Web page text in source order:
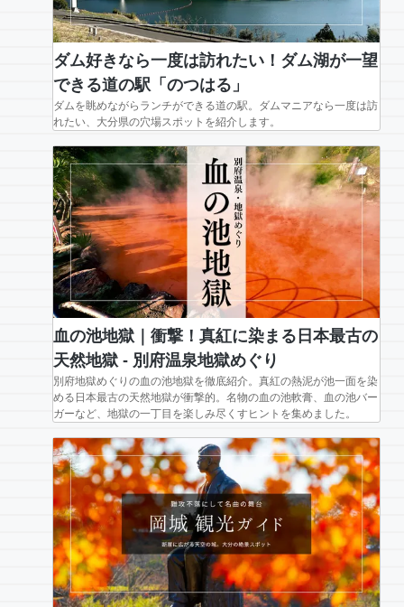
ダム好きなら一度は訪れたい！ダム湖が一望
できる道の駅「のつはる」
ダムを眺めながらランチができる道の駅。ダムマニアなら一度は訪
れたい、大分県の穴場スポットを紹介します。
血の池地獄｜衝撃！真紅に染まる日本最古の
天然地獄 - 別府温泉地獄めぐり
別府地獄めぐりの血の池地獄を徹底紹介。真紅の熱泥が池一面を染
める日本最古の天然地獄が衝撃的。名物の血の池軟膏、血の池バー
ガーなど、地獄の一丁目を楽しみ尽くすヒントを集めました。